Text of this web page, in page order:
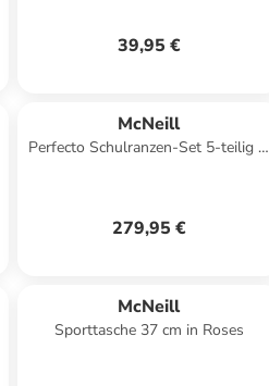
39,95 €
McNeill
Perfecto Schulranzen-Set 5-teilig in
279,95 €
McNeill
Sporttasche 37 cm in Roses